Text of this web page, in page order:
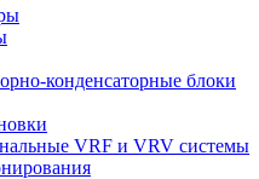
конденсаторные блоки
VRF и VRV системы